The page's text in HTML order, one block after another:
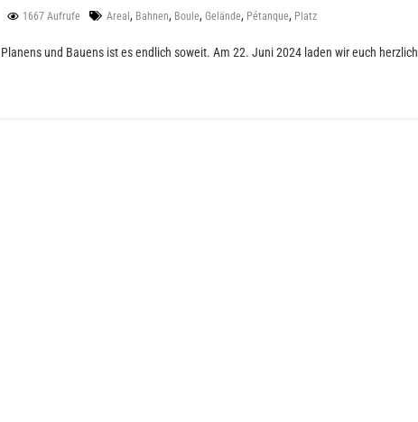
1667 Aufrufe Areal , Bahnen, Boule, Gelände, Pétanque, Platz
und Bauens ist es endlich soweit. Am 22. Juni 2024 laden wir euch herzlich